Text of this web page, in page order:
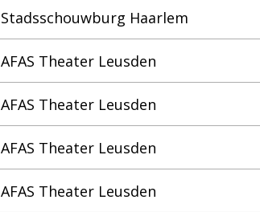
Stadsschouwburg Haarlem
AFAS Theater Leusden
AFAS Theater Leusden
AFAS Theater Leusden
AFAS Theater Leusden